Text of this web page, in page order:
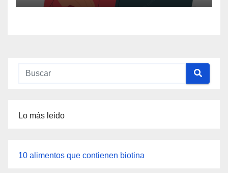
Lo más leido
10 alimentos que contienen biotina